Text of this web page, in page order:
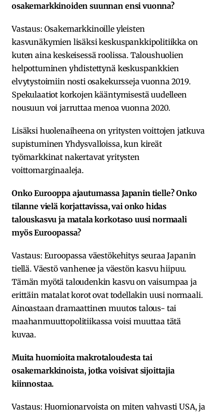
osakemarkkinoiden suunnan ensi vuonna?
Vastaus: Osakemarkkinoille yleisten
kasvunäkymien lisäksi keskuspankkipolitiikka on
kuten aina keskeisessä roolissa. Taloushuolien
helpottuminen yhdistettynä keskuspankkien
elvytystoimiin nosti osakekursseja vuonna 2019.
Spekulaatiot korkojen kääntymisestä uudelleen
nousuun voi jarruttaa menoa vuonna 2020.
Lisäksi huolenaiheena on yritysten voittojen jatkuva
supistuminen Yhdysvalloissa, kun kireät
työmarkkinat nakertavat yritysten
voittomarginaaleja.
Onko Eurooppa ajautumassa Japanin tielle? Onko
tilanne vielä korjattavissa, vai onko hidas
talouskasvu ja matala korkotaso uusi normaali
myös Euroopassa?
Vastaus: Euroopassa väestökehitys seuraa Japanin
tiellä. Väestö vanhenee ja väestön kasvu hiipuu.
Tämän myötä taloudenkin kasvu on vaisumpaa ja
erittäin matalat korot ovat todellakin uusi normaali.
Ainoastaan dramaattinen muutos talous- tai
maahanmuuttopolitiikassa voisi muuttaa tätä
kuvaa.
Muita huomioita makrotaloudesta tai
osakemarkkinoista, jotka voisivat sijoittajia
kiinnostaa.
Vastaus: Huomionarvoista on miten vahvasti USA, ja